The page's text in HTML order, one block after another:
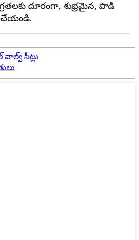
దూరంగా, శుభ్రమైన, పొడి
వాల్వ్ సీట్లు